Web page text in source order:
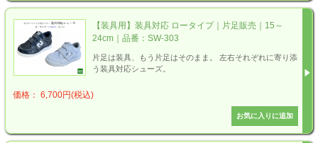
【装具用】装具対応 ロータイプ｜片足販売｜15～
24cm｜品番：SW-303
片足は装具、もう片足はそのまま。 左右それぞれに寄り添
う装具対応シューズ。
価格： 6,700円(税込)